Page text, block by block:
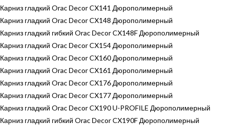
Карниз гладкий Orac Decor CX141 Дюрополимерный
Карниз гладкий Orac Decor CX148 Дюрополимерный
Карниз гладкий гибкий Orac Decor CX148F Дюрополимерный
Карниз гладкий Orac Decor CX154 Дюрополимерный
Карниз гладкий Orac Decor CX160 Дюрополимерный
Карниз гладкий Orac Decor CX161 Дюрополимерный
Карниз гладкий Orac Decor CX176 Дюрополимерный
Карниз гладкий Orac Decor CX177 Дюрополимерный
Карниз гладкий Orac Decor CX190 U-PROFILE Дюрополимерный
Карниз гладкий гибкий Orac Decor CX190F Дюрополимерный